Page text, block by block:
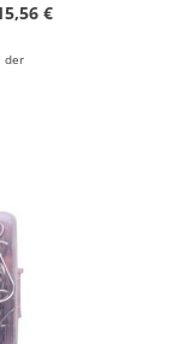
€
der